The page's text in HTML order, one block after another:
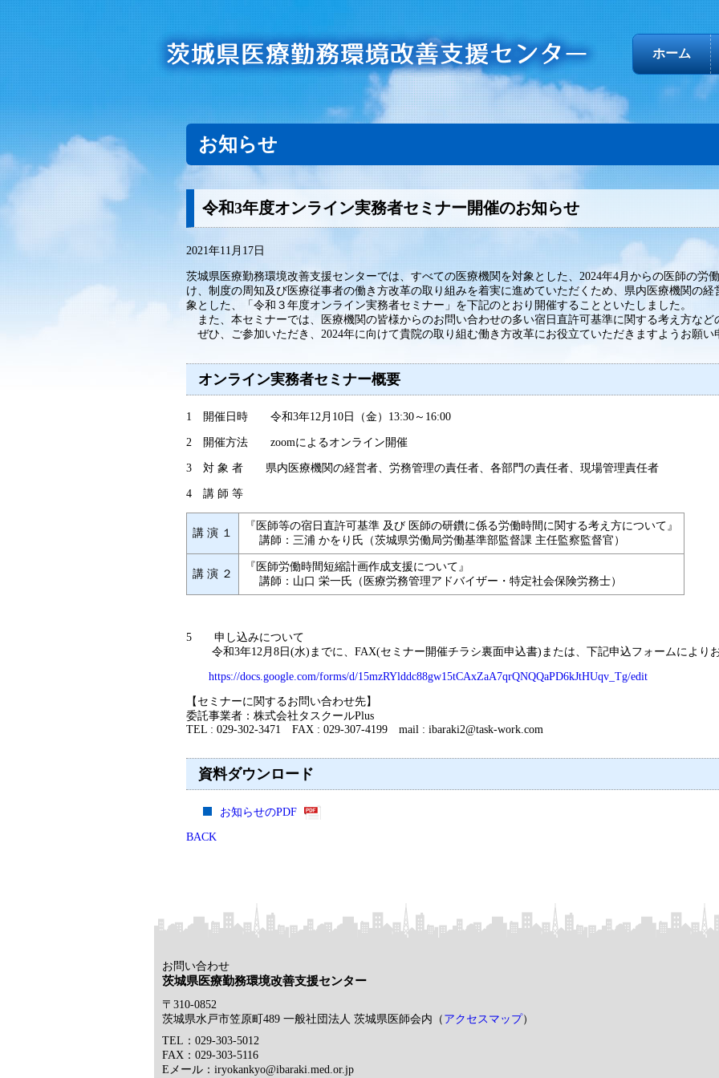
ホーム
お知らせ
令和3年度オンライン実務者セミナー開催のお知らせ
2021年11月17日
茨城県医療勤務環境改善支援センターでは、すべての医療機関を対象とした、2024年4月からの医師の労
け、制度の周知及び医療従事者の働き方改革の取り組みを着実に進めていただくため、県内医療機関の
象とした、「令和３年度オンライン実務者セミナー」を下記のとおり開催することといたしました。
また、本セミナーでは、医療機関の皆様からのお問い合わせの多い宿日直許可基準に関する考え方など
ぜひ、ご参加いただき、2024年に向けて貴院の取り組む働き方改革にお役立ていただきますようお願い
オンライン実務者セミナー概要
1 開催日時 令和3年12月10日（金）13:30～16:00
2 開催方法 zoomによるオンライン開催
3 対 象 者 県内医療機関の経営者、労務管理の責任者、各部門の責任者、現場管理責任者
4 講 師 等
講 演 １
『医師等の宿日直許可基準 及び 医師の研鑽に係る労働時間に関する考え方について』
講師：三浦 かをり氏（茨城県労働局労働基準部監督課 主任監察監督官）
講 演 ２
『医師労働時間短縮計画作成支援について』
講師：山口 栄一氏（医療労務管理アドバイザー・特定社会保険労務士）
5 申し込みについて
令和3年12月8日(水)までに、FAX(セミナー開催チラシ裏面申込書)または、下記申込フォームによりお
https://docs.google.com/forms/d/15mzRYlddc88gw15tCAxZaA7qrQNQQaPD6kJtHUqv_Tg/edit
【セミナーに関するお問い合わせ先】
委託事業者：株式会社タスクールPlus
TEL : 029-302-3471 FAX : 029-307-4199 mail : ibaraki2@task-work.com
資料ダウンロード
お知らせのPDF
BACK
お問い合わせ
茨城県医療勤務環境改善支援センター
〒310-0852
茨城県水戸市笠原町489 一般社団法人 茨城県医師会内（ アクセスマップ）
TEL：029-303-5012
FAX：029-303-5116
Eメール：iryokankyo@ibaraki.med.or.jp